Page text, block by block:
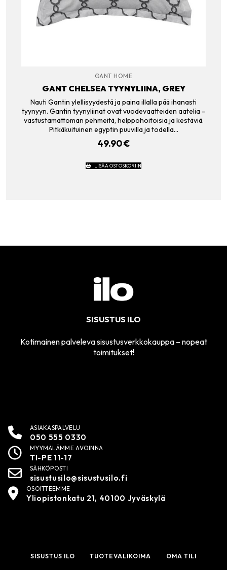
GANT HOME
GANT CHELSEA TYYNYLIINA, GREY
Nauti Gantin ylellisyydestä ja paina illalla pää ihanasti
tyynyyn. Gantin tyynyliinat ovat vuodevaatteiden aatelia –
vastustamattoman pehmeitä, helppohoitoisia ja kestäviä.
Pitkäkuituinen egyptin puuvilla ja todella…
49.90€
LISÄÄ OSTOSKORIIN
SISUSTUS ILO
Kotimainen palveleva sisustusverkkokauppa – nopeat
toimitukset!
ASIAKASPALVELU
050 555 0330
MYYMÄLÄMME AVOINNA
TI-PE 11-17
SÄHKÖPOSTI
sisustusilo@sisustusilo.fi
OSOITTEEMME
Yliopistonkatu 21, 40100 Jyväskylä
SISUSTUS ILO TUOTEVALIKOIMA OMA TILI